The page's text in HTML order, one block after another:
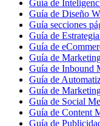
Guía de
Guía de Diseño
Guía secciones
Guía de
Guía de
Guía de
Guía de Inbound
Guía de
Guía de
Guía de Social
Guía de Content
Guía de